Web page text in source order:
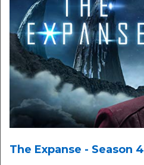
The Expanse - Season 4